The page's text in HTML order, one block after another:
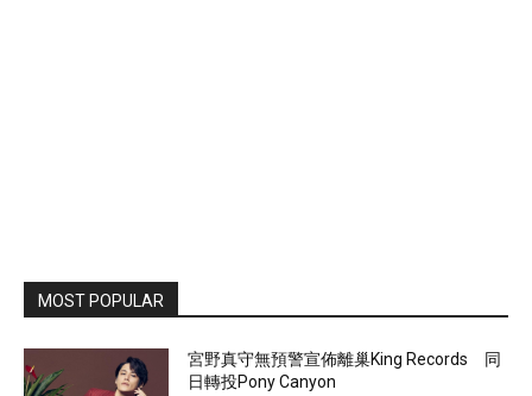
MOST POPULAR
宮野真守無預警宣佈離巢King Records 同
日轉投Pony Canyon